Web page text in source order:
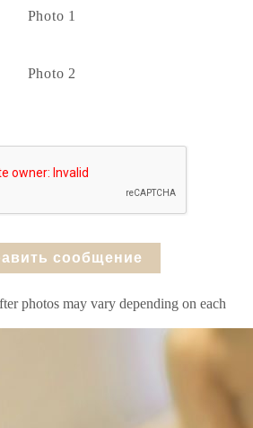
Photo 1
Photo 2
photos may vary depending on each